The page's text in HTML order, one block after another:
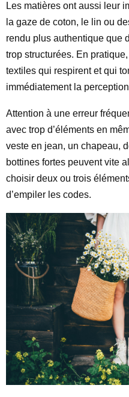
Les matières ont aussi leur
la gaze de coton, le lin ou
rendu plus authentique que
trop structurées. En
textiles qui respirent et qui
immédiatement la
Attention à une erreur
avec trop d’éléments en
veste en jean, un chapeau,
bottines fortes peuvent vite
choisir deux ou trois
d’empiler les codes.